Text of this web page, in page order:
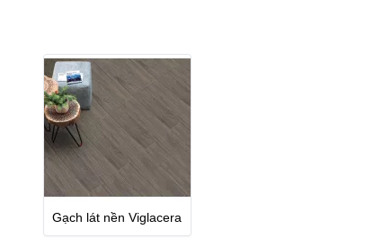
Gạch lát nền Viglacera